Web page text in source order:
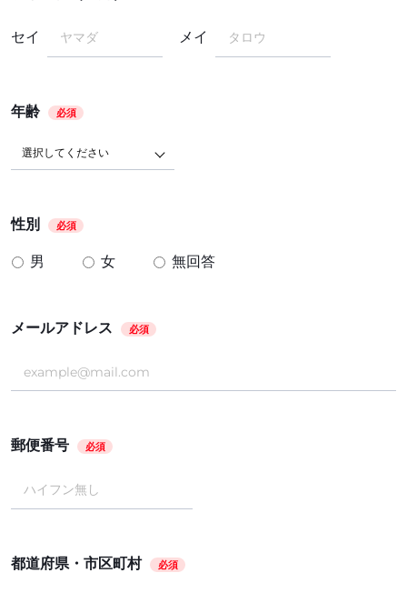
セイ メイ
年齢 必須
選択してください
性別 必須
男 女 無回答
メールアドレス 必須
郵便番号 必須
都道府県・市区町村 必須